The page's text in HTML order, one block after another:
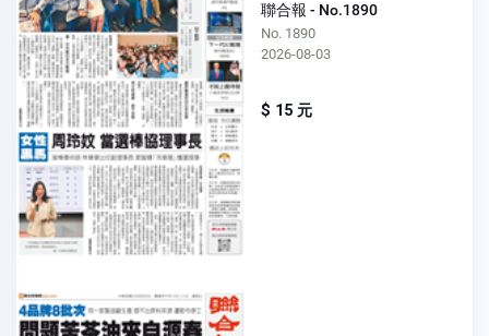
聯合報 - No.1890
No. 1890
2026-08-03
$ 15 元